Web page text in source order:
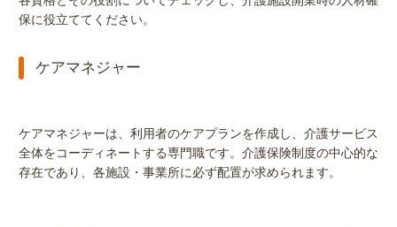
保に役立ててください。
ケアマネジャー
ケアマネジャーは、利用者のケアプランを作成し、介護サービス
全体をコーディネートする専門職です。介護保険制度の中心的な
存在であり、各施設・事業所に必ず配置が求められます。